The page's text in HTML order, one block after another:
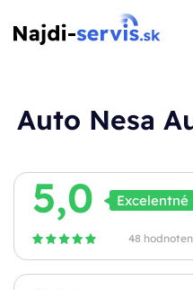
Auto Nesa
5,0 Excelentné
48